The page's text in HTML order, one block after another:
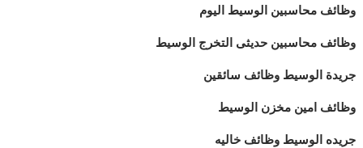
وظائف محاسبين الوسيط اليوم
وظائف محاسبين حديثى التخرج الوسيط
جريدة الوسيط وظائف سائقين
وظائف امين مخزن الوسيط
جريده الوسيط وظائف خاليه